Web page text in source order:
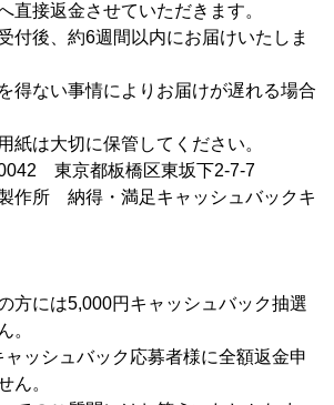
金させていただきます。
約6週間以内にお届けいたしま
情によりお届けが遅れる場合
切に保管してください。
東京都板橋区東坂下2-7-7
得・満足キャッシュバックキ
方には5,000円キャッシュバック抽選
。
ッシュバック応募者様に全額返金申
ん。